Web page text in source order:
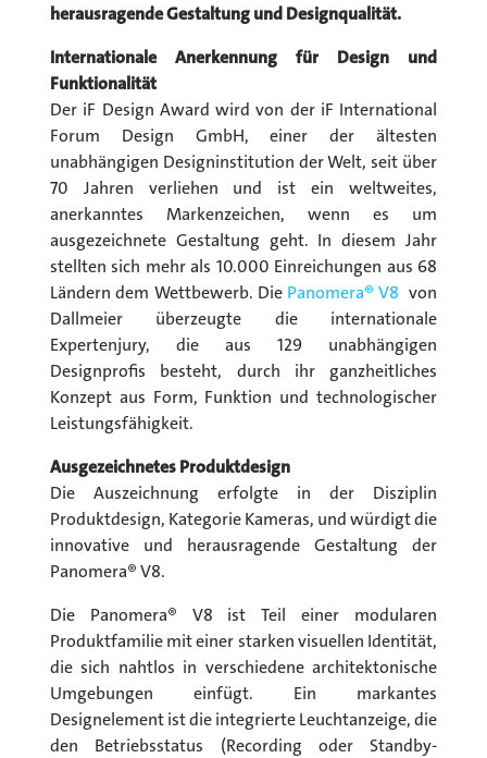
herausragende Gestaltung und Designqualität.
Internationale Anerkennung für Design und
Funktionalität
Der iF Design Award wird von der iF International
Forum Design GmbH, einer der ältesten
unabhängigen Designinstitution der Welt, seit über
70 Jahren verliehen und ist ein weltweites,
anerkanntes Markenzeichen, wenn es um
ausgezeichnete Gestaltung geht. In diesem Jahr
stellten sich mehr als 10.000 Einreichungen aus 68
Ländern dem Wettbewerb. Die Panomera® V8 von
Dallmeier überzeugte die internationale
Expertenjury, die aus 129 unabhängigen
Designprofis besteht, durch ihr ganzheitliches
Konzept aus Form, Funktion und technologischer
Leistungsfähigkeit.
Ausgezeichnetes Produktdesign
Die Auszeichnung erfolgte in der Disziplin
Produktdesign, Kategorie Kameras, und würdigt die
innovative und herausragende Gestaltung der
Panomera® V8.
Die Panomera® V8 ist Teil einer modularen
Produktfamilie mit einer starken visuellen Identität,
die sich nahtlos in verschiedene architektonische
Umgebungen einfügt. Ein markantes
Designelement ist die integrierte Leuchtanzeige, die
den Betriebsstatus (Recording oder Standby-